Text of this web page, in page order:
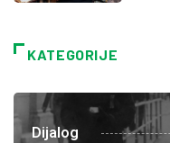
KATEGORIJE
Dijalog